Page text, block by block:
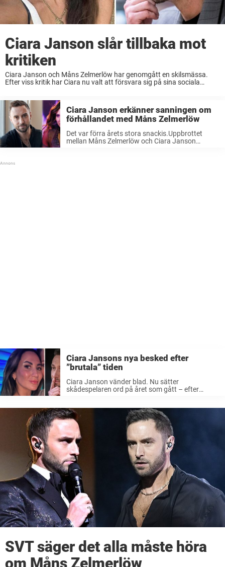
Ciara Janson slår tillbaka mot
kritiken
Ciara Janson och Måns Zelmerlöw har genomgått en skilsmässa.
Efter viss kritik har Ciara nu valt att försvara sig på sina sociala
Ciara Janson erkänner sanningen om
förhållandet med Måns Zelmerlöw
Det var förra årets stora snackis.Uppbrottet
mellan Måns Zelmerlöw och Ciara Janson
Ciara Jansons nya besked efter
”brutala” tiden
Ciara Janson vänder blad. Nu sätter
skådespelaren ord på året som gått – efter
Måns Zelmerlöw skiljer sig från hustrun Ciara.
Det ...
SVT säger det alla måste höra
om Måns Zelmerlöw